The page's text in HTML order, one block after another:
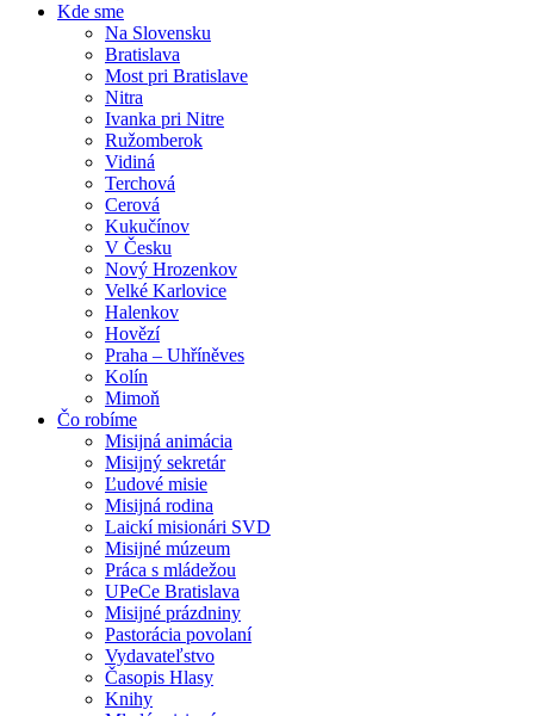
Kde sme
Na Slovensku
Bratislava
Most pri Bratislave
Nitra
Ivanka pri Nitre
Ružomberok
Vidiná
Terchová
Cerová
Kukučínov
V Česku
Nový Hrozenkov
Velké Karlovice
Halenkov
Hovězí
Praha – Uhříněves
Kolín
Mimoň
Čo robíme
Misijná animácia
Misijný sekretár
Ľudové misie
Misijná rodina
Laickí misionári SVD
Misijné múzeum
Práca s mládežou
UPeCe Bratislava
Misijné prázdniny
Pastorácia povolaní
Vydavateľstvo
Časopis Hlasy
Knihy